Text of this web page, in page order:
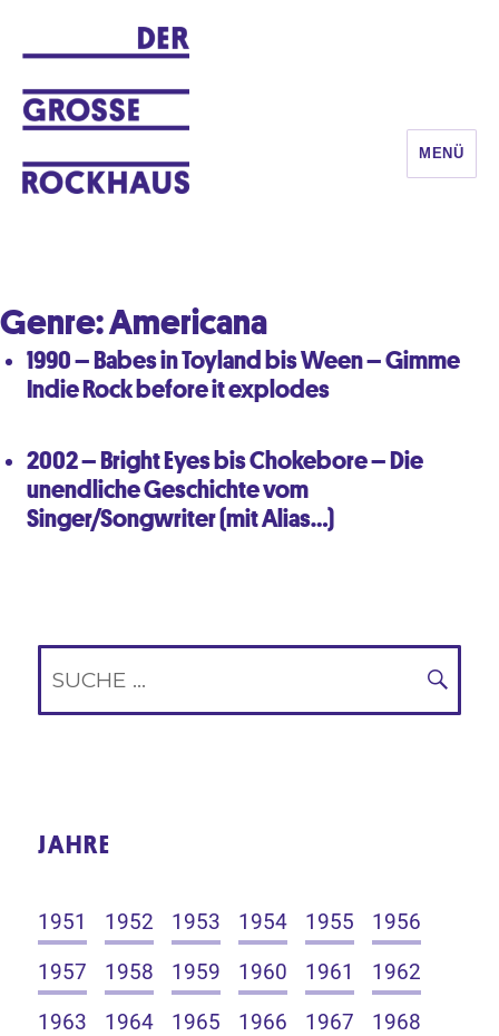
MENÜ
Genre:Americana
1990 – Babes in Toyland bis Ween – Gimme
Indie Rock before it explodes
2002 – Bright Eyes bis Chokebore – Die
unendliche Geschichte vom
Singer/Songwriter (mit Alias…)
JAHRE
1951 1952 1953 1954 1955
1956
1957
1958 1959 1960 1961
1962
1963
1964 1965 1966 1967
1968